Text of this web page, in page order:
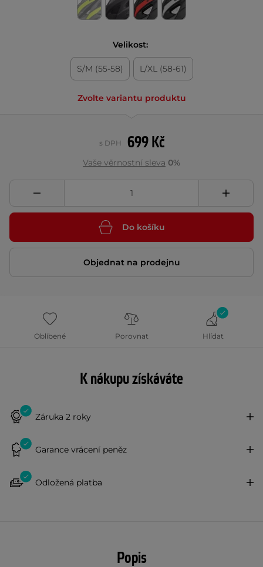
Velikost:
S/M (55-58) L/XL (58-61)
Zvolte variantu produktu
699 Kč
s DPH
Vaše věrnostní sleva 0%
Do košíku
Objednat na prodejnu
Oblíbené Porovnat Hlídat
K nákupu získáváte
Záruka 2 roky
Garance vrácení peněz
Odložená platba
Popis